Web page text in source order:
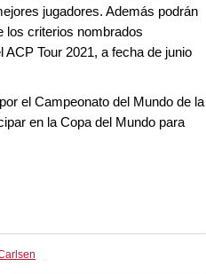
jugadores. Además podrán
los criterios nombrados
Tour 2021, a fecha de junio
el Campeonato del Mundo de la
en la Copa del Mundo para